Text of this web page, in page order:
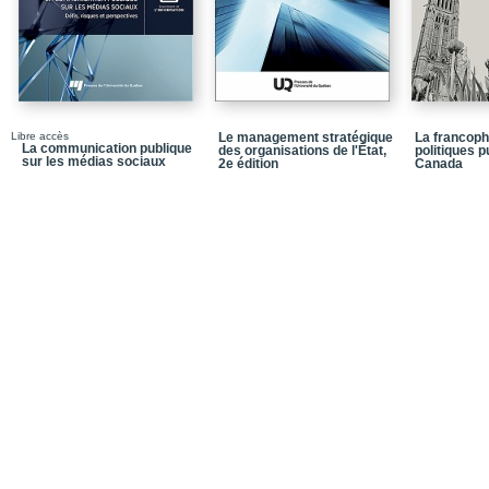
Chapitre 2 / Types de
1 Transparence active
2 Transparence
3 Transparence
Résumé du chapitre
Libre accès
La communication publique
sur les médias sociaux
Le management stratégique
des organisations de l'État,
2e édition
La
politiques
Canada